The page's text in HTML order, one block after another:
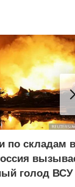
по складам в
голод ВСУ